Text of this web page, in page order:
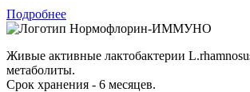
Подробнее
Нормофлорин-ИММУНО
Живые активные лактобактерии
метаболиты.
Срок хранения - 6 месяцев.